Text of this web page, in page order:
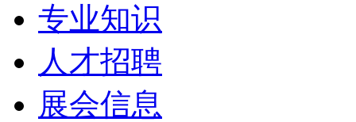
专业知识
人才招聘
展会信息